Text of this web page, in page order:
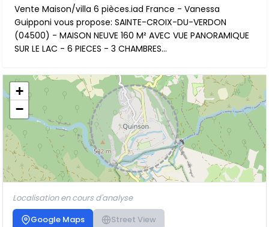
Vente Maison/villa 6 pièces.iad France - Vanessa
Guipponi vous propose: SAINTE-CROIX-DU-VERDON
(04500) - MAISON NEUVE 160 M² AVEC VUE PANORAMIQUE
SUR LE LAC - 6 PIECES - 3 CHAMBRES...
+
−
Localisation en cours d'analyse
Google Maps
Street View